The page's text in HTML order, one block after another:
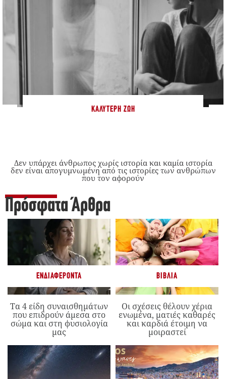
ΚΑΛΎΤΕΡΗ ΖΩΉ
Δεν υπάρχει άνθρωπος χωρίς ιστορία και καμία ιστορία
δεν είναι απογυμνωμένη από τις ιστορίες των ανθρώπων
που τον αφορούν
Πρόσφατα Άρθρα
ΕΝΔΙΑΦΈΡΟΝΤΑ
Τα 4 είδη συναισθημάτων
που επιδρούν άμεσα στο
σώμα και στη φυσιολογία
μας
ΒΙΒΛΊΑ
Οι σχέσεις θέλουν χέρια
ενωμένα, ματιές καθαρές
και καρδιά έτοιμη να
μοιραστεί